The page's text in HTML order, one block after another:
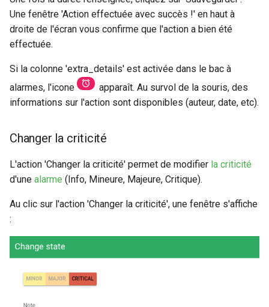
Une fenêtre 'Action effectuée avec succès !' en haut à
droite de l'écran vous confirme que l'action a bien été
effectuée.
Si la colonne 'extra_details' est activée dans le bac à
alarmes, l'icone
apparaît. Au survol de la souris, des
informations sur l'action sont disponibles (auteur, date, etc).
Changer la criticité
L'action 'Changer la criticité' permet de modifier la criticité
d'une alarme (Info, Mineure, Majeure, Critique).
Au clic sur l'action 'Changer la criticité', une fenêtre s'affiche
: